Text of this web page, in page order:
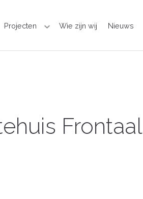
Projecten Wie zijn wij Nieuws
Frontaal